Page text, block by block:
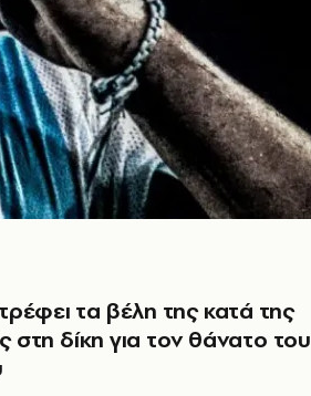
τα βέλη της κατά της
στη δίκη για τον θάνατο του